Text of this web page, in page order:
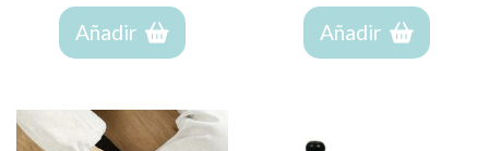
Añadir Añadir